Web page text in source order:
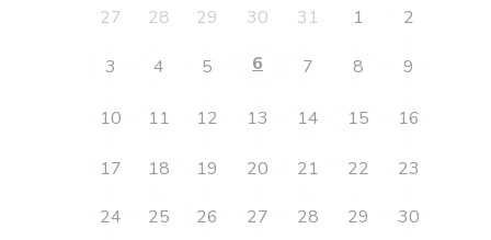
27 28 29 30 31 1 2
3 4 5 6 7 8 9
10 11 12 13 14 15 16
17 18 19 20 21 22
23
24
25 26 27 28 29
30